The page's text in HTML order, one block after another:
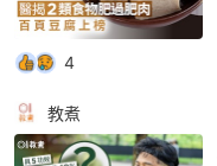
4
教煮